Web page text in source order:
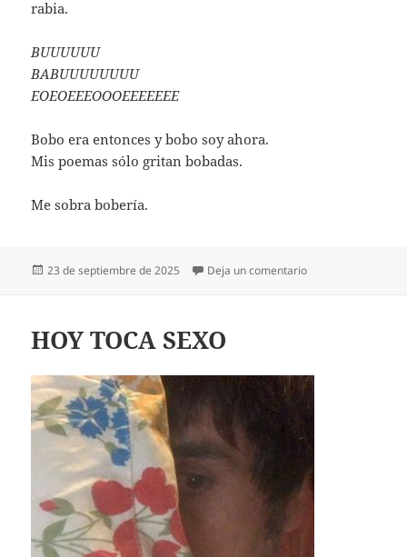
rabia.
BUUUUUU
BABUUUUUUUU
EOEOEEEOOOEEEEEEE
Bobo era entonces y bobo soy ahora.
Mis poemas sólo gritan bobadas.
Me sobra bobería.
Publicado
23 de septiembre de 2025 Deja un comentarioen ME SOBRA
HOY TOCA SEXO